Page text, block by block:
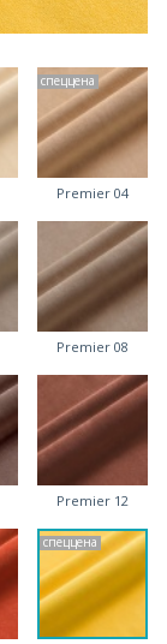
спеццена
Premier 04
Premier 08
Premier 12
спеццена